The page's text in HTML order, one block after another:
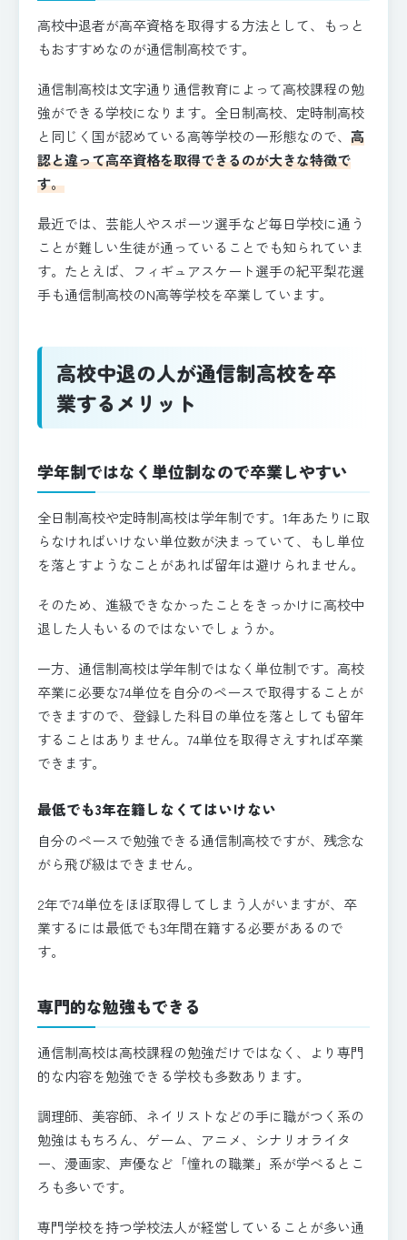
高校中退者が高卒資格を取得する方法として、もっと
もおすすめなのが通信制高校です。
通信制高校は文字通り通信教育によって高校課程の勉
強ができる学校になります。全日制高校、定時制高校
と同じく国が認めている高等学校の一形態なので、 高
認と違って高卒資格を取得できるのが大きな特徴で
す。
最近では、芸能人やスポーツ選手など毎日学校に通う
ことが難しい生徒が通っていることでも知られていま
す。たとえば、フィギュアスケート選手の紀平梨花選
手も通信制高校のN高等学校を卒業しています。
高校中退の人が通信制高校を卒
業するメリット
学年制ではなく単位制なので卒業しやすい
全日制高校や定時制高校は学年制です。1年あたりに取
らなければいけない単位数が決まっていて、もし単位
を落とすようなことがあれば留年は避けられません。
そのため、進級できなかったことをきっかけに高校中
退した人もいるのではないでしょうか。
一方、通信制高校は学年制ではなく単位制です。高校
卒業に必要な74単位を自分のペースで取得することが
できますので、登録した科目の単位を落としても留年
することはありません。74単位を取得さえすれば卒業
できます。
最低でも3年在籍しなくてはいけない
自分のペースで勉強できる通信制高校ですが、残念な
がら飛び級はできません。
2年で74単位をほぼ取得してしまう人がいますが、卒
業するには最低でも3年間在籍する必要があるので
す。
専門的な勉強もできる
通信制高校は高校課程の勉強だけではなく、より専門
的な内容を勉強できる学校も多数あります。
調理師、美容師、ネイリストなどの手に職がつく系の
勉強はもちろん、ゲーム、アニメ、シナリオライタ
ー、漫画家、声優など「憧れの職業」系が学べるとこ
ろも多いです。
専門学校を持つ学校法人が経営していることが多い通